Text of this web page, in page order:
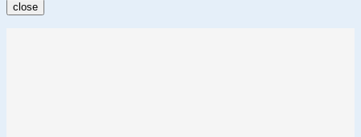
close